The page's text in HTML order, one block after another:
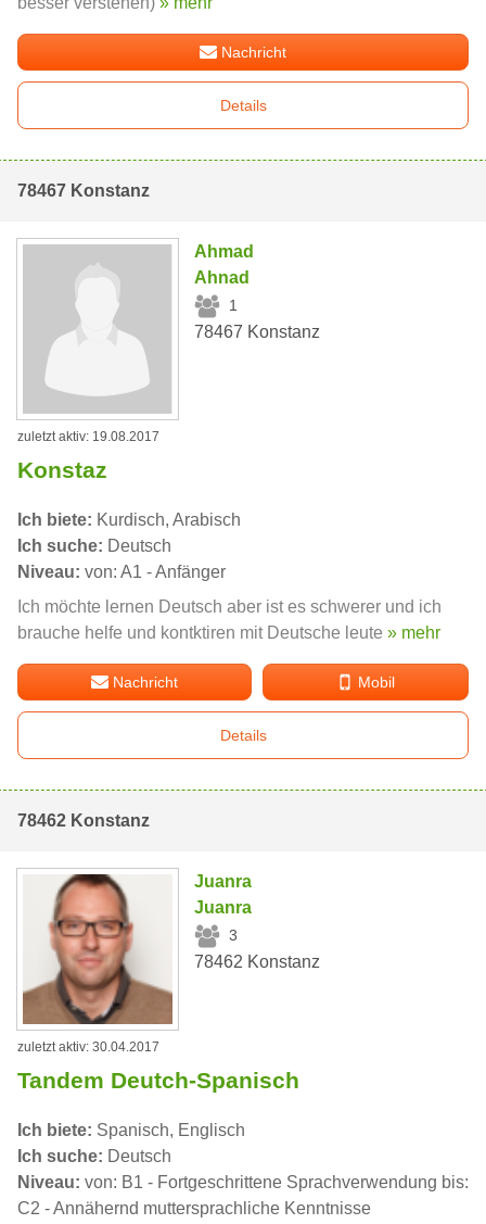
Nachricht
Details
78467 Konstanz
Ahmad
Ahnad
1
78467 Konstanz
zuletzt aktiv: 19.08.2017
Konstaz
Ich biete: Kurdisch, Arabisch
Ich suche: Deutsch
Niveau: von: A1 - Anfänger
Ich möchte lernen Deutsch aber ist es schwerer und ich
brauche helfe und kontktiren mit Deutsche leute » mehr
Nachricht Mobil
Details
78462 Konstanz
Juanra
Juanra
3
78462 Konstanz
zuletzt aktiv: 30.04.2017
Tandem Deutch-Spanisch
Ich biete: Spanisch, Englisch
Ich suche: Deutsch
Niveau: von: B1 - Fortgeschrittene Sprachverwendung bis:
C2 - Annähernd muttersprachliche Kenntnisse